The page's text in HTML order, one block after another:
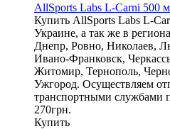
AllSports Labs L-Carni 500
Купить AllSports Labs L-
Украине, а так же в
Днепр, Ровно, Николаев,
Ивано-Франковск,
Житомир, Тернополь,
Ужгород. Осуществляем
транспортными службами
270грн.
Купить